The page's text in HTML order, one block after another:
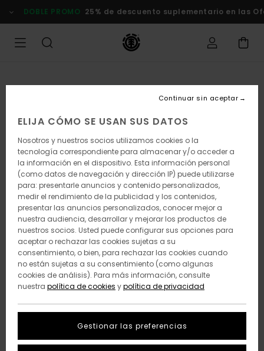
la
DOBLE PROMO 25% de descuento suplementario en las
ELIJA CÓMO SE USAN SUS DATOS
Nosotros y nuestros socios utilizamos cookies o la
tecnología correspondiente para almacenar y/o acceder a
la información en el dispositivo. Esta información personal
(como datos de navegación y dirección IP) puede utilizarse
para: presentarle anuncios y contenido personalizados,
medir el rendimiento de la publicidad y los contenidos,
presentar las anuncios personalizados, conocer mejor a
nuestra audiencia, desarrollar y mejorar los productos de
nuestros socios. Usted puede configurar sus opciones para
aceptar o rechazar las cookies sujetas a su
consentimiento, o bien, para rechazar las cookies cuando
no están sujetas a su consentimiento (como algunas
cookies de análisis). Para más información, consulte
nuestra política de cookies ypolítica de privacidad
Gestionar las preferencias
Continuar sin aceptar